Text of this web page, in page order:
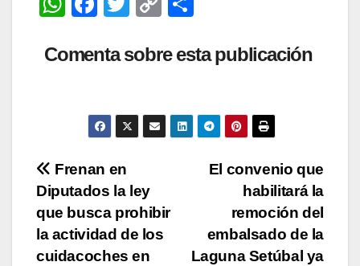
at c
b
o
k
tt
p
Li
n
m
ar
tir
Comenta sobre esta publicación
Navegación
de
entradas
El convenio que
habilitará la
remoción del
embalsado de la
Laguna Setúbal ya
Frenan en
Diputados la ley
que busca prohibir
la actividad de los
cuidacoches en